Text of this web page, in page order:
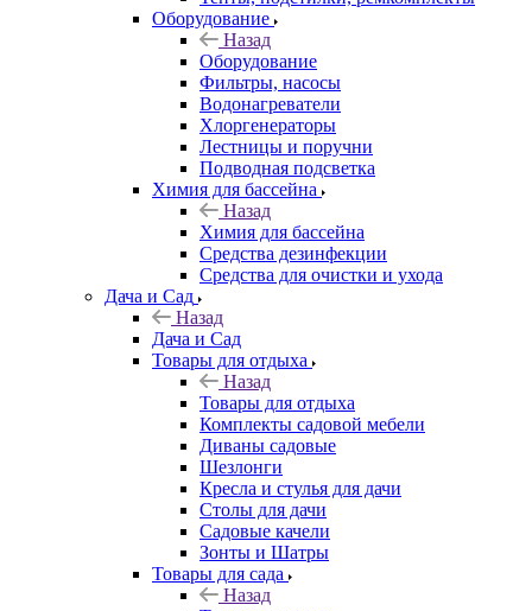
Оборудование
Назад
Оборудование
Фильтры, насосы
Водонагреватели
Хлоргенераторы
Лестницы и поручни
Подводная подсветка
Химия для бассейна
Назад
Химия для бассейна
Средства дезинфекции
Средства для очистки и ухода
Дача и Сад
Назад
Дача и Сад
Товары для отдыха
Назад
Товары для отдыха
Комплекты садовой мебели
Диваны садовые
Шезлонги
Кресла и стулья для дачи
Столы для дачи
Садовые качели
Зонты и Шатры
Товары для сада
Назад